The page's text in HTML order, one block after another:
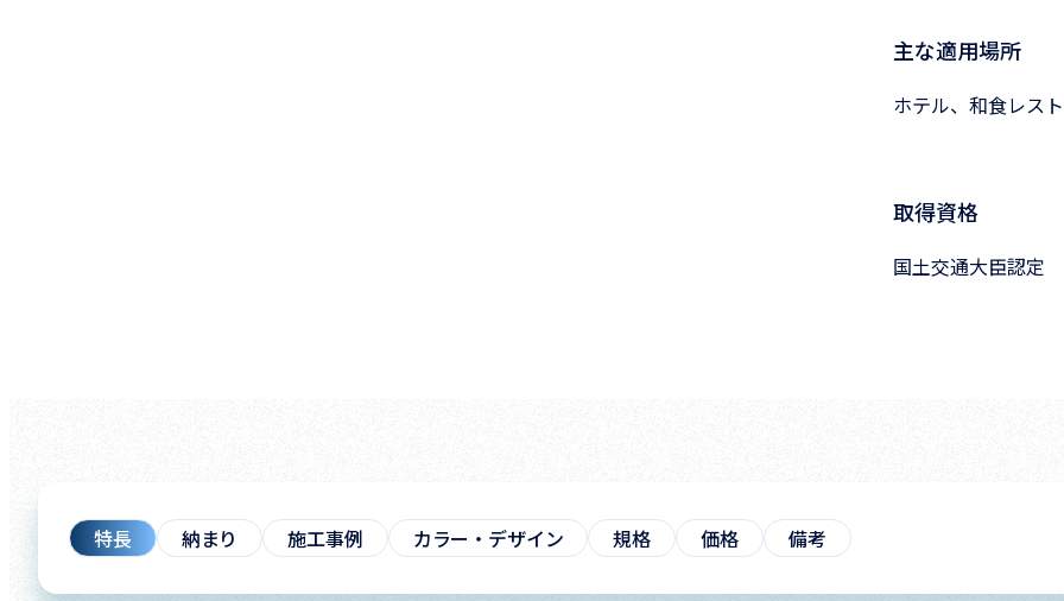
主な適用場所
ホテル、和食レス
取得資格
国土交通大臣認定
特長 納まり 施工事例 カラー・デザイン 規格 価格 備考